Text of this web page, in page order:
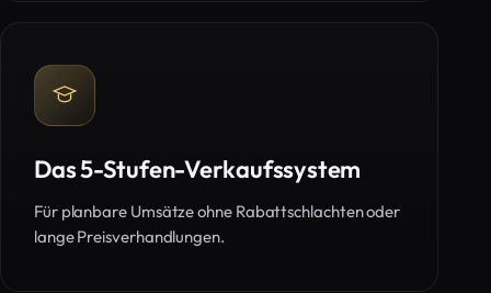
Das 5-Stufen-Verkaufssystem
Für planbare Umsätze ohne Rabattschlachten oder
lange Preisverhandlungen.